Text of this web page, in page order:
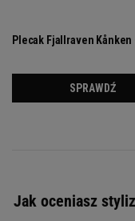
Jak oceniasz